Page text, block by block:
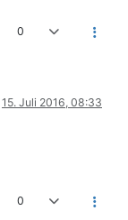
0
15. Juli 2016, 08:33
0